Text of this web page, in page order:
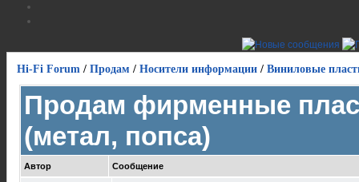
Hi-Fi Forum / Продам / Носители информации / Виниловые
Продам фирменные
(метал, попса)
Автор Сообщение